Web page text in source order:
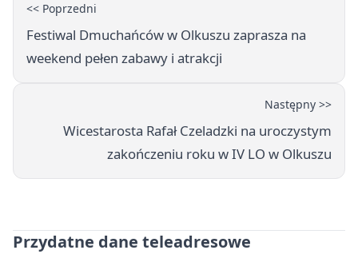
<< Poprzedni
Festiwal Dmuchańców w Olkuszu zaprasza na
weekend pełen zabawy i atrakcji
Następny >>
Wicestarosta Rafał Czeladzki na uroczystym
zakończeniu roku w IV LO w Olkuszu
Przydatne dane teleadresowe